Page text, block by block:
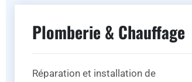
Plomberie & Chauffage
Réparation et installation de